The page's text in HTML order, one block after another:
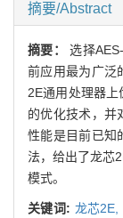
摘要/Abstract
摘要：选择
前应用最为广泛
2E通用处理器
的优化技术，并
性能是目前已知
法，给出了龙芯
模式。
关键词: 龙芯2E,